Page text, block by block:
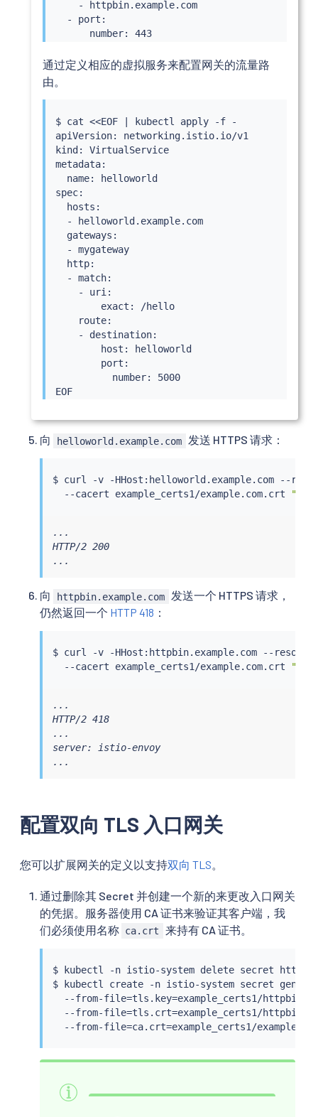
    - httpbin.example.com
  - port:
      number: 443
      protocol: HTTPS
      mode: SIMPLE
    hosts:
    - helloworld.example.com
EOF
通过定义相应的虚拟服务来配置网关的流量路
由。
$ cat <<EOF | kubectl
apply -f -
apiVersion: networking.istio.io/v1
kind: VirtualService
metadata:
  name: helloworld
spec:
  hosts:
  - helloworld.example.com
  gateways:
  - mygateway
  http:
  - match:
    - uri:
        exact: /hello
    route:
    - destination:
        host: helloworld
        port:
          number: 5000
EOF
向 helloworld.example.com 发送 HTTPS 请求：
$ curl -v -HHost:helloworld.example.com --
  --cacert example_certs1/example.com.crt
...
HTTP/2 200
...
向 httpbin.example.com
发送一个 HTTPS 请求，
仍然返回一个 HTTP 418 ：
$ curl -v -HHost:httpbin.example.com --
  --cacert example_certs1/example.com.crt
...
HTTP/2 418
...
server: istio-envoy
...
配置双向 TLS 入口网关
您可以扩展网关的定义以支持双向 TLS。
通过删除其 Secret 并创建一个新的来更改入口网关
的凭据。服务器使用 CA 证书来验证其客户端，我
们必须使用名称 ca.crt 来持有 CA 证书。
$ kubectl
-n istio-system delete secret
$
kubectl
create -n istio-system secret
  --from-file
=tls.key=example_certs1/
  --from-file
=tls.crt=example_certs1/
  --from-file
=ca.crt=